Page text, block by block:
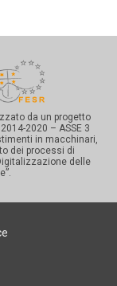
da un progetto
2020 – ASSE 3
in macchinari,
dei processi di
delle